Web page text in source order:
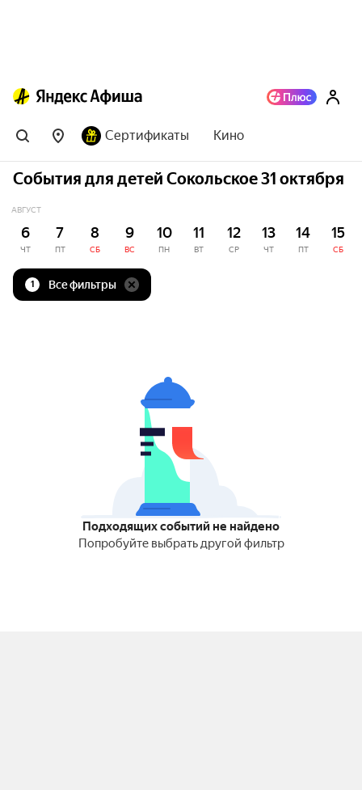
Сертификаты Кино
События для детей Сокольское 31 октября
АВГУСТ
6
ЧТ
7
ПТ
8
СБ
9
ВС
10
ПН
11
ВТ
12
СР
13
ЧТ
14
ПТ
15
СБ
1 Все фильтры
Подходящих событий не найдено
Попробуйте выбрать другой фильтр